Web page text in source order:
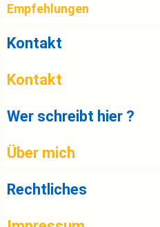
Empfehlungen
Kontakt
Kontakt
Wer schreibt hier ?
Über mich
Rechtliches